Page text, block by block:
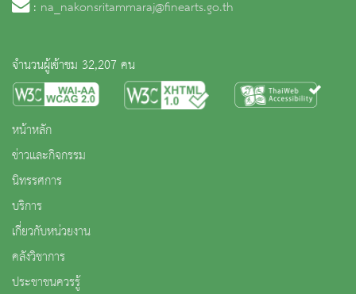
: na_nakonsritammaraj@finearts.go.th
จำนวนผู้เข้าชม 32,207 คน
หน้าหลัก
ข่าวและกิจกรรม
นิทรรศการ
บริการ
เกี่ยวกับหน่วยงาน
คลังวิชาการ
ประชาชนควรรู้